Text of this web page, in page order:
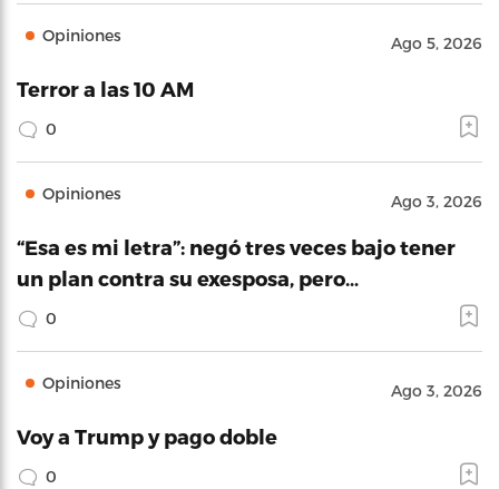
Opiniones Ago 5, 2026
Terror a las 10 AM
0
Opiniones Ago 3, 2026
“Esa es mi letra”: negó tres veces bajo tener
un plan contra su exesposa, pero…
0
Opiniones Ago 3, 2026
Voy a Trump y pago doble
0